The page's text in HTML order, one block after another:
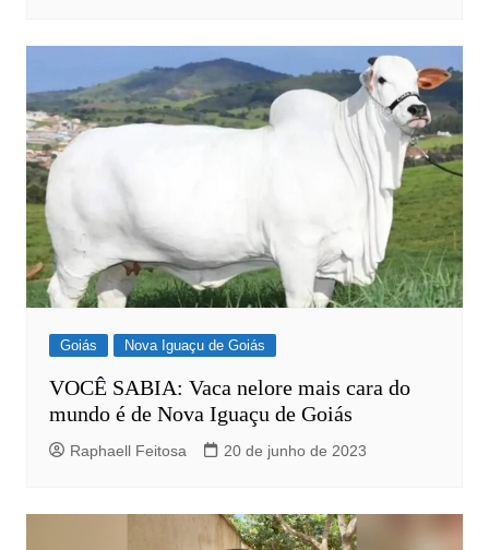
Goiás Nova Iguaçu de Goiás
VOCÊ SABIA: Vaca nelore mais cara do
mundo é de Nova Iguaçu de Goiás
Raphaell Feitosa 20 de junho de 2023